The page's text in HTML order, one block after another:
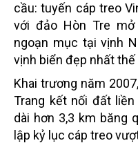
cầu: tuyến cáp treo
với đảo Hòn Tre
ngoạn mục tại vịnh
vịnh biển đẹp nhất thế
Khai trương năm
Trang kết nối đất
dài hơn 3,3 km băng
lập kỷ lục cáp treo